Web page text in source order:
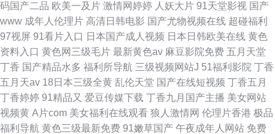
码国产二品 欧美一及片 激情网婷婷 人妖大片 91天堂影视 国产
www 成年人伦理片 高清日韩电影 国产尤物视频在线 超碰福利
97视屏 91看片入口 日本国产成人视频 日本日韩欧美在线 黄色
资料入口 黄色网三级毛片 最新黄色av 麻豆影院免费 五月天堂
丁香 国产精品水多 福利所导航 三级视频网站J 51福利影院 丁香
五月天av 18日本三级全黄 乱伦天堂 国产在线短视频 丁香五月
丁香婷婷 91精品又 爱豆传媒下载 丁香九月国产主播 美女网站
视频黄 A片com 美女福利在线观看 狼人激情网 伦理片香港 极品
福利导航 黄色三级最新免费 91嫩草国产 午夜成年人网站 免费